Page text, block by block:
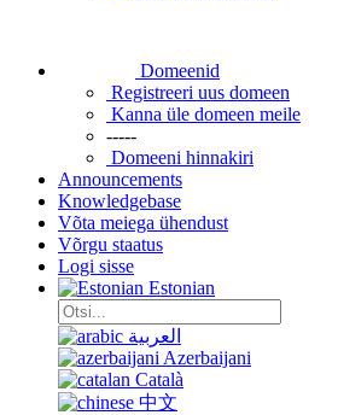
Domeenid
Registreeri uus domeen
Kanna üle domeen meile
-----
Domeeni hinnakiri
Announcements
Knowledgebase
Võta meiega ühendust
Võrgu staatus
Logi sisse
Estonian
العربية
Azerbaijani
Català
中文